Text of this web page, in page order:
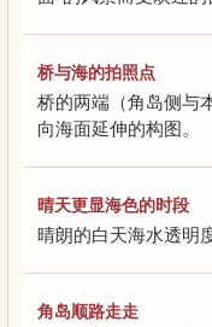
桥与海的拍照点
桥的两端（角岛侧与
向海面延伸的构图。
晴天更显海色的时段
晴朗的白天海水透明
角岛顺路走走